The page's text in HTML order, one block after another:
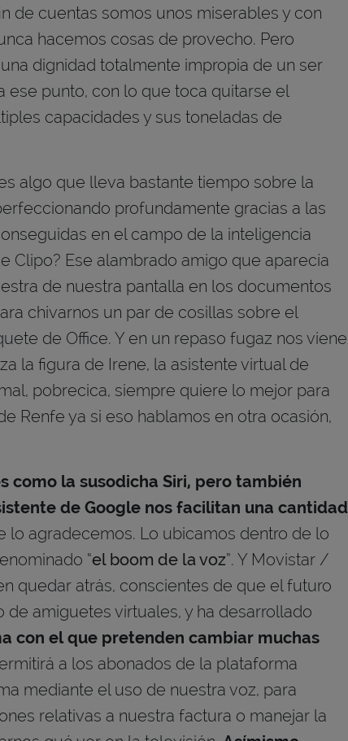
de cuentas somos unos miserables y con
hacemos cosas de provecho. Pero
dignidad totalmente impropia de un ser
ese punto, con lo que toca quitarse el
capacidades y sus toneladas de
algo que lleva bastante tiempo sobre la
profundamente gracias a las
en el campo de la inteligencia
Clipo? Ese alambrado amigo que aparecía
de nuestra pantalla en los documentos
chivarnos un par de cosillas sobre el
de Office. Y en un repaso fugaz nos viene
la figura de Irene, la asistente virtual de
pobrecica, siempre quiere lo mejor para
Renfe ya si eso hablamos en otra ocasión,
como la susodicha Siri, pero también
de Google nos facilitan una cantidad
lo agradecemos. Lo ubicamos dentro de lo
“el boom de la voz”. Y Movistar /
quedar atrás, conscientes de que el futuro
de amiguetes virtuales, y ha desarrollado
con el que pretenden cambiar muchas
a los abonados de la plataforma
mediante el uso de nuestra voz, para
relativas a nuestra factura o manejar la